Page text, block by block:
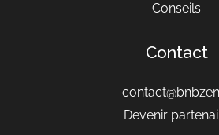
Conseils
Contact
Devenir